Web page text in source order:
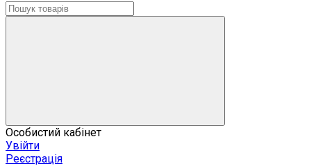
Особистий кабінет
Увійти
Реєстрація